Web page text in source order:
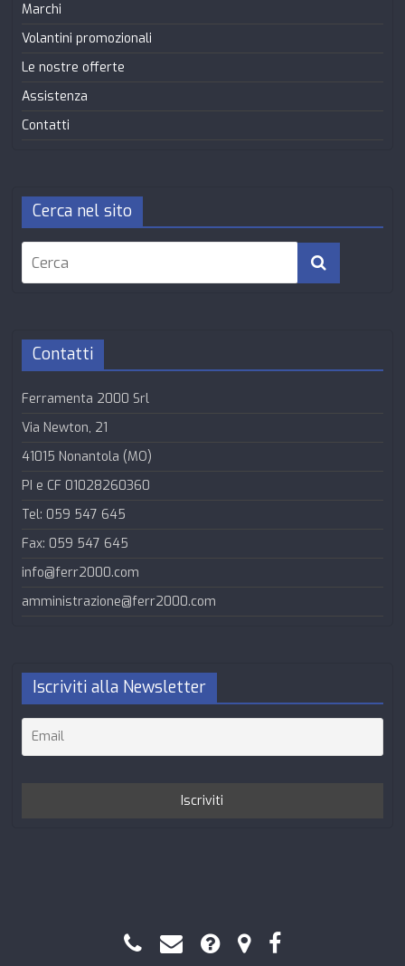
Marchi
Volantini promozionali
Le nostre offerte
Assistenza
Contatti
Cerca nel sito
Contatti
Ferramenta 2000 Srl
Via Newton, 21
41015 Nonantola (MO)
PI e CF 01028260360
Tel: 059 547 645
Fax: 059 547 645
info@ferr2000.com
amministrazione@ferr2000.com
Iscriviti alla Newsletter